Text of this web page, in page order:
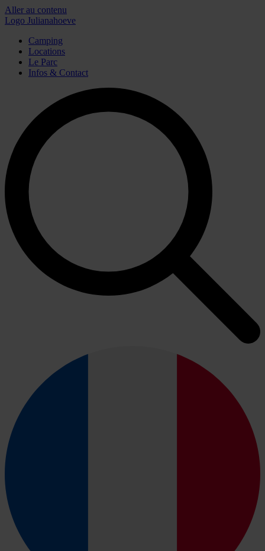
Aller au contenu
Logo Julianahoeve
Camping
Locations
Le Parc
Infos & Contact